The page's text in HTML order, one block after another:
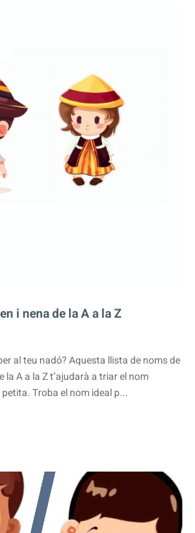
i nena de la A a la Z
al teu nadó? Aquesta llista de noms de
la A a la Z t’ajudarà a triar el nom
Troba el nom ideal p...